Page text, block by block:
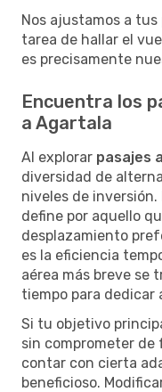
Nos ajustamos a
tarea de hallar el
es precisamente
Encuentra los
a Agartala
Al explorar pasajes
diversidad de
niveles de
define por aquello
desplazamiento
es la eficiencia
aérea más breve se
tiempo para dedicar
Si tu objetivo
sin comprometer
contar con cierta
beneficioso.